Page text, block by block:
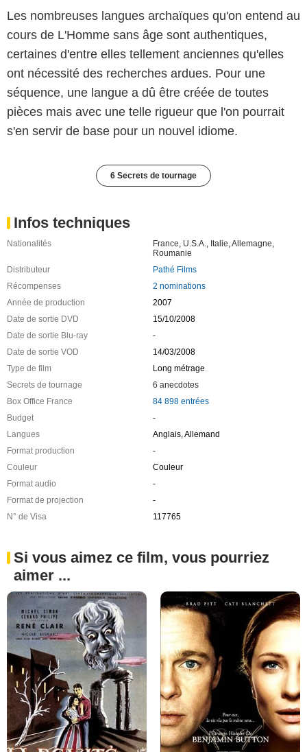
Les nombreuses langues archaïques qu'on entend au
cours de L'Homme sans âge sont authentiques,
certaines d'entre elles tellement anciennes qu'elles
ont nécessité des recherches ardues. Pour une
séquence, une langue a dû être créée de toutes
pièces mais avec une telle rigueur que l'on pourrait
s'en servir de base pour un nouvel idiome.
6 Secrets de tournage
Infos techniques
Nationalités France, U.S.A., Italie,Allemagne,
Roumanie
Distributeur
Pathé Films
Récompenses
2 nominations
Année de production
2007
Date de sortie DVD
15/10/2008
Date de sortie Blu-ray
-
Date de sortie VOD
14/03/2008
Type de film
Long métrage
Secrets de tournage
6 anecdotes
Box Office France
84 898 entrées
Budget
-
Langues
Anglais, Allemand
Format production
-
Couleur
Couleur
Format audio
-
Format de projection
-
N° de Visa
117765
Si vous aimez ce film, vous pourriez
aimer ...